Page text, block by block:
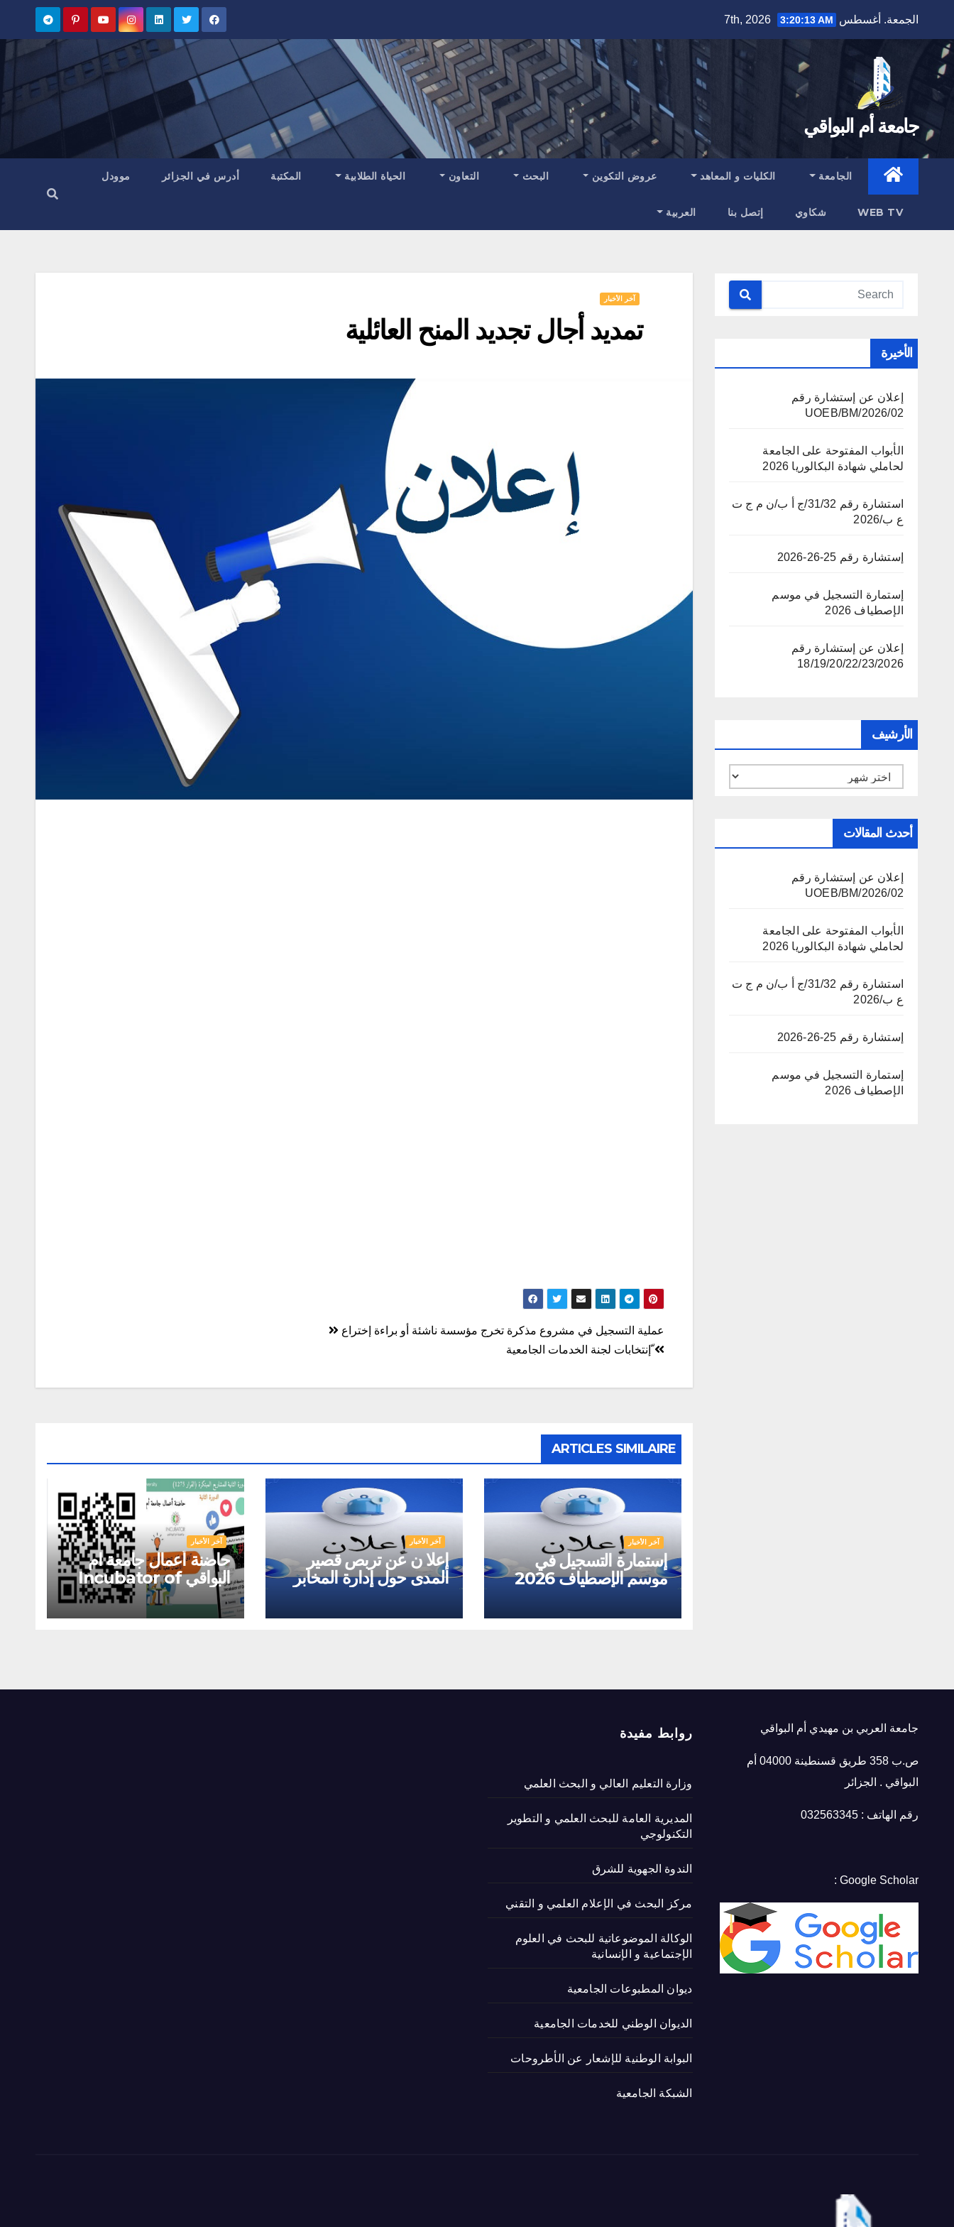
content
الجمعة. أغسطس 7th, 2026 3:20:14 AM
جامعة أم البواقي
الجامعة الكليات و المعاهد عروض التكوين البحث التعاون الحياة الطلابية المكتبة أدرس في الجزائر موودل
WEB TV شكاوي إتصل بنا العربية
الأخيرة
إعلان عن إستشارة رقم
02/UOEB/BM/2026
الأبواب المفتوحة على الجامعة
لحاملي شهادة البكالوريا 2026
استشارة رقم 31/32/ج أ ب/ن م ج ت
ع ب/2026
إستشارة رقم 25-26-2026
إستمارة التسجيل في موسم
الإصطياف 2026
إعلان عن إستشارة رقم
18/19/20/22/23/2026
الأرشيف
الأرشيف
أحدث المقالات
إعلان عن إستشارة رقم
02/UOEB/BM/2026
الأبواب المفتوحة على الجامعة
لحاملي شهادة البكالوريا 2026
استشارة رقم 31/32/ج أ ب/ن م ج ت
ع ب/2026
إستشارة رقم 25-26-2026
إستمارة التسجيل في موسم
الإصطياف 2026
آخر الأخبار
تمديد أجال تجديد المنح العائلية
تصفّح
المقالات
عملية التسجيل في مشروع مذكرة تخرج مؤسسة ناشئة أو براءة إختراع
ّإنتخابات لجنة الخدمات الجامعية‎
ARTICLES SIMILAIRE
آخر الأخبار
إستمارة التسجيل في
موسم الإصطياف 2026
آخر الأخبار
إعلا ن عن تربص قصير
المدى حول إدارة المخابر
آخر الأخبار
حاضنة أعمال جامعة ام
البواقي Incubator of
Oum El Bouaghi
University
جامعة العربي بن مهيدي أم البواقي
ص.ب 358 طريق قسنطينة 04000 أم
البواقي . الجزائر
رقم الهاتف : 032563345
Google Scholar :
روابط مفيدة
وزارة التعليم العالي و البحث العلمي
المديرية العامة للبحث العلمي و التطوير
التكنولوجي
الندوة الجهوية للشرق
مركز البحث في الإعلام العلمي و التقني
الوكالة الموضوعاتية للبحث في العلوم
الإجتماعية و الإنسانية
ديوان المطبوعات الجامعية
الديوان الوطني للخدمات الجامعية
البوابة الوطنية للإشعار عن الأطروحات
الشبكة الجامعية